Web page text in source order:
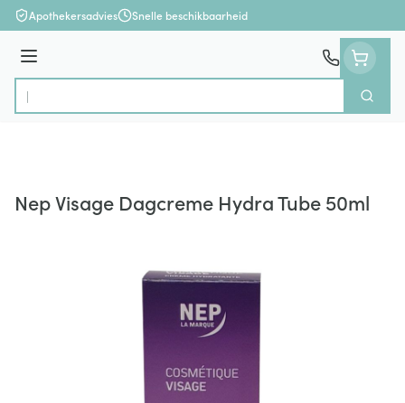
Ga naar de inhoud
Apothekersadvies Snelle beschikbaarheid
Menu
Product, merk, categorie...
Zoek
Nep Visage Dagcreme Hydra Tube 50ml